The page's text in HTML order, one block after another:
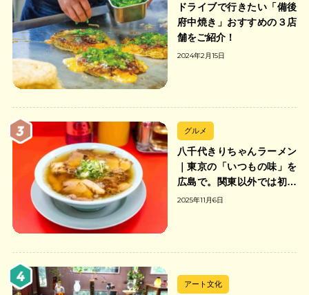
ドライブで行きたい「備後
府中焼き」おすすめの３店
舗をご紹介！
2024年2月15日
グルメ
八千代きりちゃんラーメン
｜東京の「いつもの味」を
広島で。関東以外では初の
「ちゃんのれん組合」加盟
2025年11月6日
アート文化